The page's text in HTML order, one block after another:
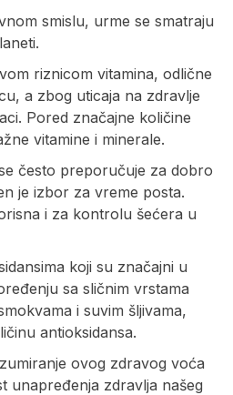
smislu, urme se smatraju
riznicom vitamina, odlične
a zbog uticaja na zdravlje
Pored značajne količine
vitamine i minerale.
često preporučuje za dobro
je izbor za vreme posta.
i za kontrolu šećera u
koji su značajni u
sa sličnim vrstama
i suvim šljivama,
antioksidansa.
ovog zdravog voća
unapređenja zdravlja našeg